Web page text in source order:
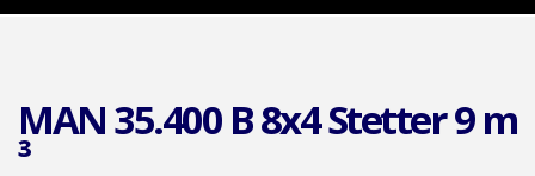
MAN 35.400 B 8x4 Stetter 9 m
³